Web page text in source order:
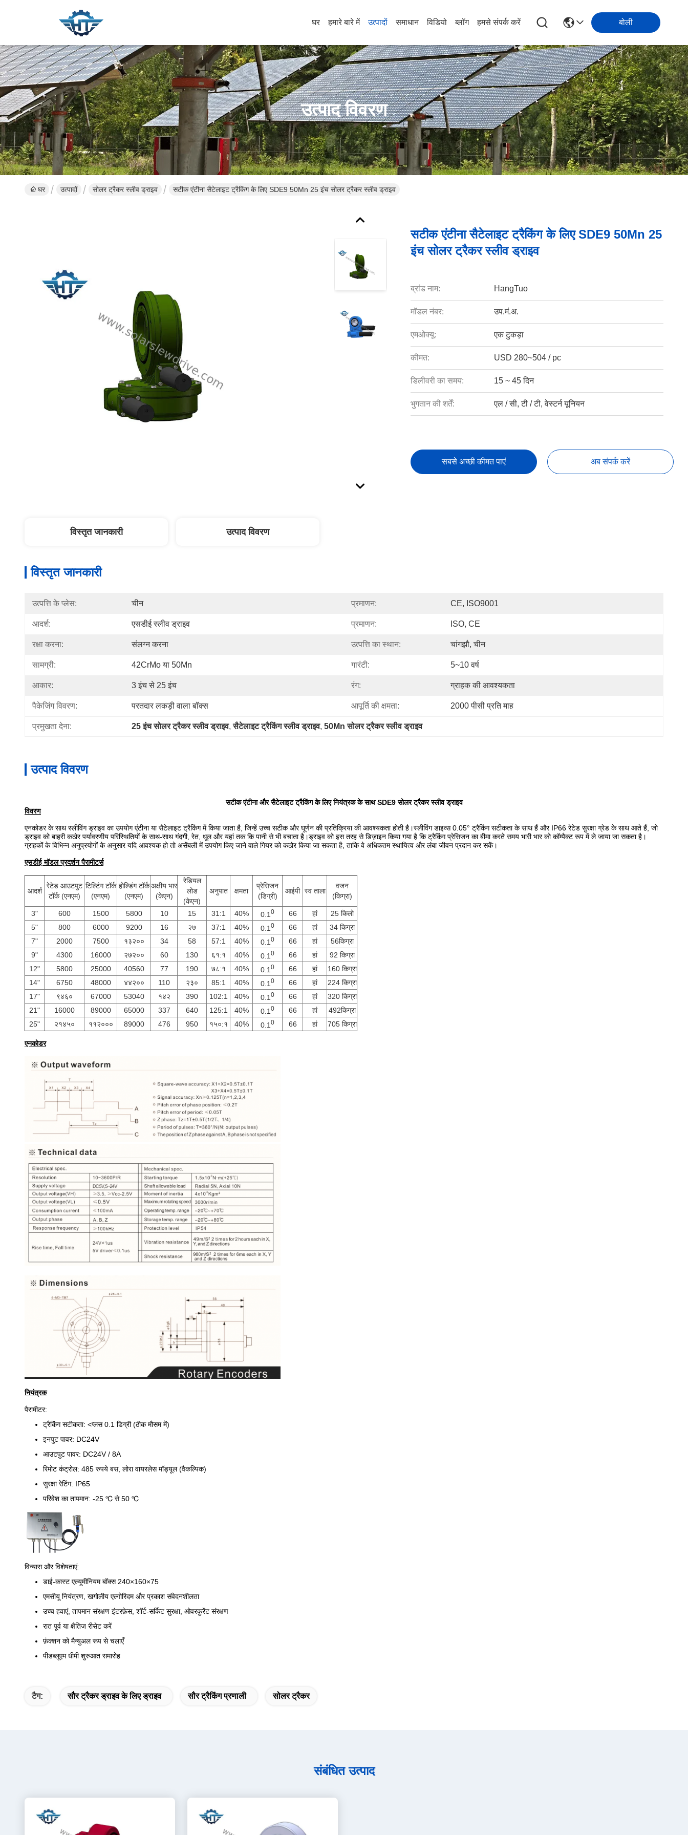
घर हमारे बारे में उत्पादों समाधान विडियो ब्लॉग हमसे संपर्क करें बोली
उत्पाद विवरण
घर उत्पादों सोलर ट्रैकर स्लीव ड्राइव सटीक एंटीना सैटेलाइट ट्रैकिंग के लिए SDE9 50Mn 25 इंच सोलर ट्रैकर स्लीव ड्राइव
सटीक एंटीना सैटेलाइट ट्रैकिंग के लिए SDE9 50Mn 25
इंच सोलर ट्रैकर स्लीव ड्राइव
ब्रांड नाम: HangTuo
मॉडल नंबर: उप.मं.अ.
एमओक्यू: एक टुकड़ा
कीमत: USD 280~504 / pc
डिलीवरी का समय: 15 ~ 45 दिन
भुगतान की शर्तें: एल / सी, टी / टी, वेस्टर्न यूनियन
सबसे अच्छी कीमत पाएं अब संपर्क करें
विस्तृत जानकारी उत्पाद विवरण
विस्तृत जानकारी
उत्पत्ति के प्लेस: चीन प्रमाणन: CE, ISO9001
आदर्श: एसडीई स्लीव ड्राइव प्रमाणन: ISO, CE
रक्षा करना: संलग्न करना उत्पत्ति का स्थान: चांगझौ, चीन
सामग्री: 42CrMo या 50Mn गारंटी: 5~10 वर्ष
आकार: 3 इंच से 25 इंच रंग: ग्राहक की आवश्यकता
पैकेजिंग विवरण: परतदार लकड़ी वाला बॉक्स आपूर्ति की क्षमता: 2000 पीसी प्रति माह
प्रमुखता देना: 25 इंच सोलर ट्रैकर स्लीव ड्राइव, सैटेलाइट ट्रैकिंग स्लीव ड्राइव, 50Mn सोलर ट्रैकर स्लीव ड्राइव
उत्पाद विवरण
सटीक एंटीना और सैटेलाइट ट्रैकिंग के लिए नियंत्रक के साथ SDE9 सोलर ट्रैकर स्लीव ड्राइव
विवरण
एनकोडर के साथ स्लीविंग ड्राइव का उपयोग एंटीना या सैटेलाइट ट्रैकिंग में किया जाता है, जिन्हें उच्च सटीक और घूर्णन की प्रतिक्रिया की आवश्यकता होती है।स्लीविंग डाइव्स 0.05° ट्रैकिंग सटीकता के साथ हैं और IP66 रेटेड सुरक्षा ग्रेड के साथ आते हैं, जो
ड्राइव को बाहरी कठोर पर्यावरणीय परिस्थितियों के साथ-साथ गंदगी, रेत, धूल और यहां तक ​​कि पानी से भी बचाता है।ड्राइव को इस तरह से डिज़ाइन किया गया है कि ट्रैकिंग प्रेसिजन का बीमा करते समय भारी भार को कॉम्पैक्ट रूप में ले जाया जा सकता है।
ग्राहकों के विभिन्न अनुप्रयोगों के अनुसार यदि आवश्यक हो तो असेंबली में उपयोग किए जाने वाले गियर को कठोर किया जा सकता है, ताकि वे अधिकतम स्थायित्व और लंबा जीवन प्रदान कर सकें।
एसडीई मॉडल प्रदर्शन पैरामीटर्स
आदर्श
रेटेड आउटपुट
टॉर्क (एनएम)
टिल्टिंग टॉर्क
(एनएम)
होल्डिंग टॉर्क
(एनएम)
अक्षीय भार
(केएन)
रेडियल
लोड
(केएन)
अनुपात क्षमता
प्रेसिजन
(डिग्री)
आईपी स्व ताला
वजन
(किग्रा)
3" 600 1500 5800 10 15 31:1 40% 0.1 0 66 हां
25 किलो
5"
800 6000 9200 16 २७ 37:1 40% 0.1 0 66 हां
34 किग्रा
7"
2000 7500 १३२०० 34 58 57:1 40% 0.1 0 66 हां
56किग्रा
9"
4300 16000 २७२०० 60 130 ६१:१ 40% 0.1 0 66 हां
92 किग्रा
12"
5800 25000 40560 77 190 ७८:१ 40% 0.1 0 66 हां
160 किग्रा
14"
6750 48000 ४४२०० 110 २३० 85:1 40% 0.1 0 66 हां
224 किग्रा
17"
९४६० 67000 53040 १४२ 390 102:1 40% 0.1 0 66 हां
320 किग्रा
21"
16000 89000 65000 337 640 125:1 40% 0.1 0 66 हां
492किग्रा
25"
२१४५० ११२००० 89000 476 950 १५०:१ 40% 0.1 0 66 हां 705 किग्रा
एनकोडर
नियंत्रक
पैरामीटर:
ट्रैकिंग सटीकता: <प्लस 0.1 डिग्री (ठीक मौसम में)
इनपुट पावर: DC24V
आउटपुट पावर: DC24V / 8A
रिमोट कंट्रोल: 485 रुपये बस, लोरा वायरलेस मॉड्यूल (वैकल्पिक)
सुरक्षा रेटिंग: IP65
परिवेश का तापमान: -25 ℃ से 50 ℃
विन्यास और विशेषताएं:
डाई-कास्ट एल्यूमीनियम बॉक्स 240×160×75
एमसीयू नियंत्रण, खगोलीय एल्गोरिदम और प्रकाश संवेदनशीलता
उच्च हवाएं, तापमान संरक्षण इंटरफ़ेस, शॉर्ट-सर्किट सुरक्षा, ओवरकुरेंट संरक्षण
रात पूर्व या क्षैतिज रीसेट करें
फ़ंक्शन को मैन्युअल रूप से चलाएँ
पीडब्लूएम धीमी शुरुआत समारोह
टैग: सौर ट्रैकर ड्राइव के लिए ड्राइव सौर ट्रैकिंग प्रणाली सोलर ट्रैकर
संबंधित उत्पाद